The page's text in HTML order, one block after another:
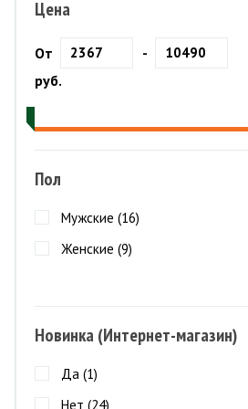
Куртки ветрозащитные
Куртки утепленные
БРЮКИ
Шорты
Брюки ветрозащитные
Брюки утепленные
ПАЛАТКИ
ТУРИСТИЧЕСКИЕ КОВРИКИ
СПАЛЬНЫЕ МЕШКИ
Цена
От
-
руб.
Пол
Мужские (16)
Женские (9)
Новинка (Интернет-магазин)
Да (1)
Нет (24)